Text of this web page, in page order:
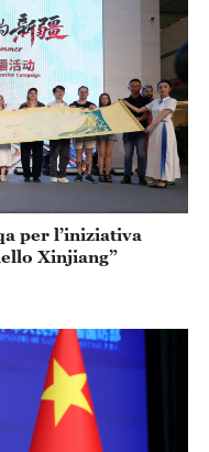
per l’iniziativa
Xinjiang”